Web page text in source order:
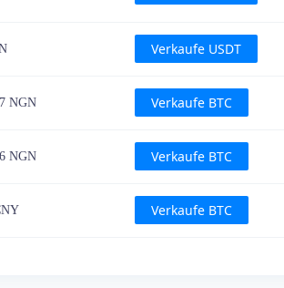
Verkaufe USDT
NGN Verkaufe BTC
NGN Verkaufe BTC
Verkaufe BTC